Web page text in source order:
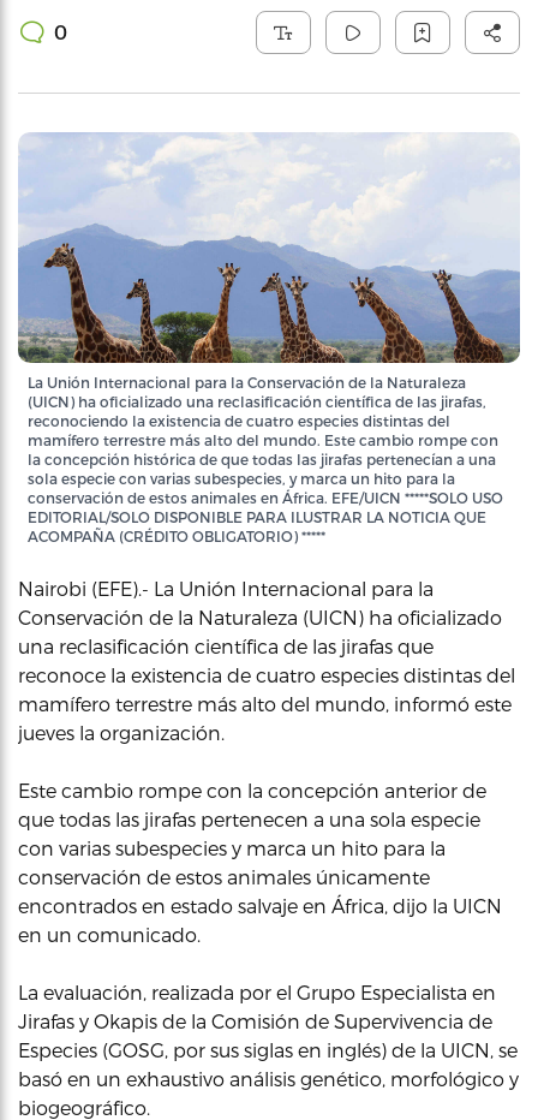
0
La Unión Internacional para la Conservación de la Naturaleza
(UICN) ha oficializado una reclasificación científica de las jirafas,
reconociendo la existencia de cuatro especies distintas del
mamífero terrestre más alto del mundo. Este cambio rompe con
la concepción histórica de que todas las jirafas pertenecían a una
sola especie con varias subespecies, y marca un hito para la
conservación de estos animales en África. EFE/UICN *****SOLO USO
EDITORIAL/SOLO DISPONIBLE PARA ILUSTRAR LA NOTICIA QUE
ACOMPAÑA (CRÉDITO OBLIGATORIO) *****
Nairobi (EFE).- La Unión Internacional para la
Conservación de la Naturaleza (UICN) ha oficializado
una reclasificación científica de las jirafas que
reconoce la existencia de cuatro especies distintas del
mamífero terrestre más alto del mundo, informó este
jueves la organización.
Este cambio rompe con la concepción anterior de
que todas las jirafas pertenecen a una sola especie
con varias subespecies y marca un hito para la
conservación de estos animales únicamente
encontrados en estado salvaje en África, dijo la UICN
en un comunicado.
La evaluación, realizada por el Grupo Especialista en
Jirafas y Okapis de la Comisión de Supervivencia de
Especies (GOSG, por sus siglas en inglés) de la UICN, se
basó en un exhaustivo análisis genético, morfológico y
biogeográfico.